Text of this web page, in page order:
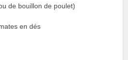
de bouillon de poulet)
en dés